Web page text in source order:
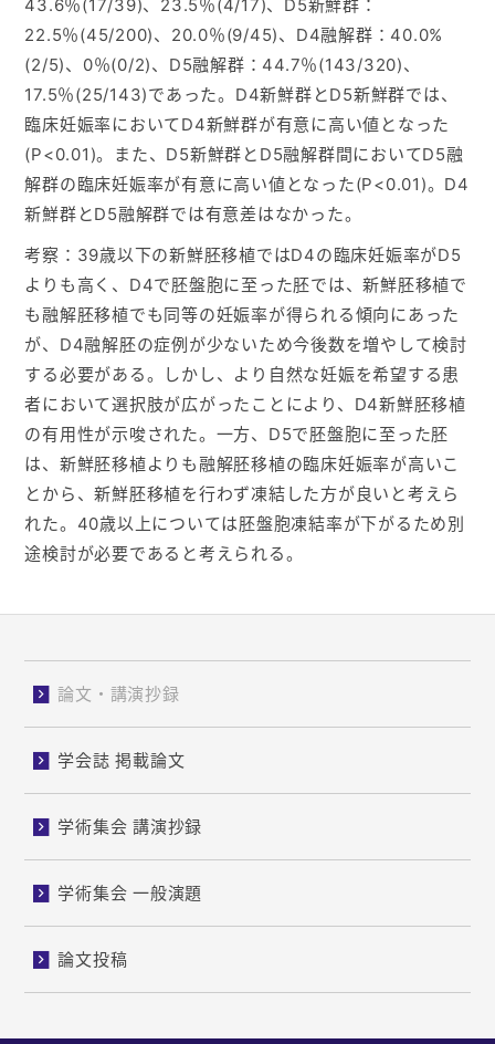
43.6％(17/39)、23.5％(4/17)、D5新鮮群：
22.5％(45/200)、20.0％(9/45)、D4融解群：40.0%
(2/5)、0％(0/2)、D5融解群：44.7％(143/320)、
17.5％(25/143)であった。D4新鮮群とD5新鮮群では、
臨床妊娠率においてD4新鮮群が有意に高い値となった
(P<0.01)。また、D5新鮮群とD5融解群間においてD5融
解群の臨床妊娠率が有意に高い値となった(P<0.01)。D4
新鮮群とD5融解群では有意差はなかった。
考察：39歳以下の新鮮胚移植ではD4の臨床妊娠率がD5
よりも高く、D4で胚盤胞に至った胚では、新鮮胚移植で
も融解胚移植でも同等の妊娠率が得られる傾向にあった
が、D4融解胚の症例が少ないため今後数を増やして検討
する必要がある。しかし、より自然な妊娠を希望する患
者において選択肢が広がったことにより、D4新鮮胚移植
の有用性が示唆された。一方、D5で胚盤胞に至った胚
は、新鮮胚移植よりも融解胚移植の臨床妊娠率が高いこ
とから、新鮮胚移植を行わず凍結した方が良いと考えら
れた。40歳以上については胚盤胞凍結率が下がるため別
途検討が必要であると考えられる。
論文・講演抄録
学会誌 掲載論文
学術集会 講演抄録
学術集会 一般演題
論文投稿